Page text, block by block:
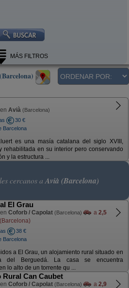
MÁS FILTROS
Avià (Barcelona)
30 €
Barcelona
es una masía catalana del siglo XVIII,
rehabilitada en su interior pero conservando
y la estructura ...
cercanos a Avià (Barcelona)
El Grau
Coforb / Capolat (Barcelona) a 2,5
38 €
Barcelona
a El Grau, un alojamiento rural situado en
del Berguedá. La casa se encuentra
lo alto de un torrente qu ...
Rural Can Caubet
Coforb / Capolat (Barcelona) a 2,9